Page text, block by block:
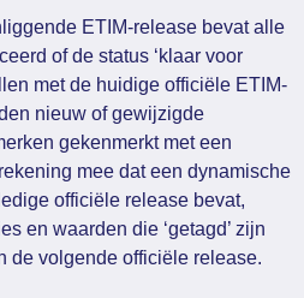
ETIM-release bevat alle
of de status ‘klaar voor
met de huidige officiële ETIM-
nieuw of gewijzigde
gekenmerkt met een
mee dat een dynamische
officiële release bevat,
en waarden die ‘getagd’ zijn
de volgende officiële release.